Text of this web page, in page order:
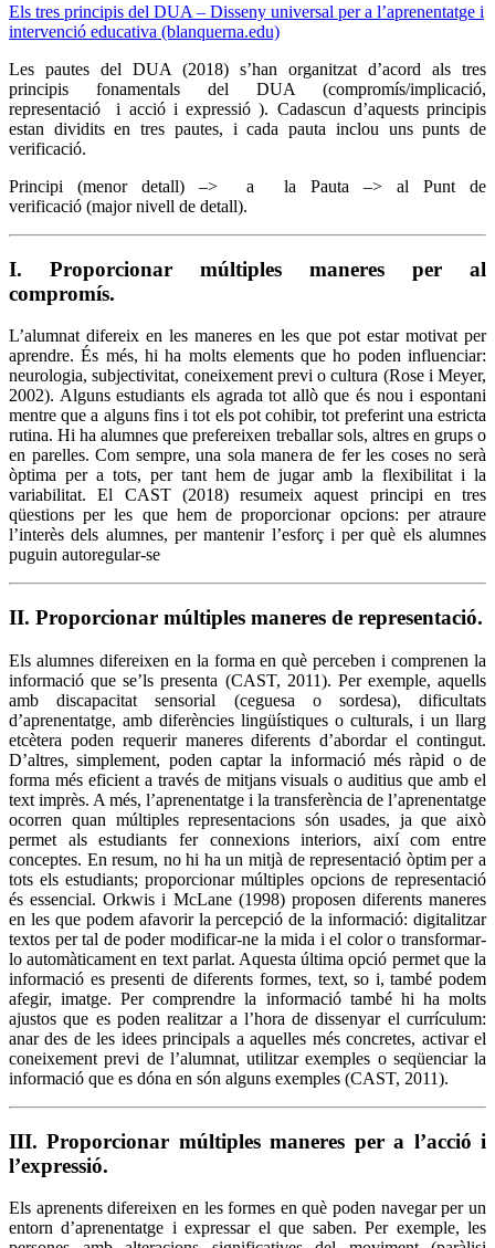
Els tres principis del DUA – Disseny universal per a l’aprenentatge i
intervenció educativa (blanquerna.edu)
Les pautes del DUA (2018) s’han organitzat d’acord als tres
principis fonamentals del DUA (compromís/implicació,
representació i acció i expressió ). Cadascun d’aquests principis
estan dividits en tres pautes, i cada pauta inclou uns punts de
verificació.
Principi (menor detall) –> a la Pauta –> al Punt de
verificació (major nivell de detall).
I. Proporcionar múltiples maneres per al
compromís.
L’alumnat difereix en les maneres en les que pot estar motivat per
aprendre. És més, hi ha molts elements que ho poden influenciar:
neurologia, subjectivitat, coneixement previ o cultura (Rose i Meyer,
2002). Alguns estudiants els agrada tot allò que és nou i espontani
mentre que a alguns fins i tot els pot cohibir, tot preferint una estricta
rutina. Hi ha alumnes que prefereixen treballar sols, altres en grups o
en parelles. Com sempre, una sola manera de fer les coses no serà
òptima per a tots, per tant hem de jugar amb la flexibilitat i la
variabilitat. El CAST (2018) resumeix aquest principi en tres
qüestions per les que hem de proporcionar opcions: per atraure
l’interès dels alumnes, per mantenir l’esforç i per què els alumnes
puguin autoregular-se
II. Proporcionar múltiples maneres de representació.
Els alumnes difereixen en la forma en què perceben i comprenen la
informació que se’ls presenta (CAST, 2011). Per exemple, aquells
amb discapacitat sensorial (ceguesa o sordesa), dificultats
d’aprenentatge, amb diferències lingüístiques o culturals, i un llarg
etcètera poden requerir maneres diferents d’abordar el contingut.
D’altres, simplement, poden captar la informació més ràpid o de
forma més eficient a través de mitjans visuals o auditius que amb el
text imprès. A més, l’aprenentatge i la transferència de l’aprenentatge
ocorren quan múltiples representacions són usades, ja que això
permet als estudiants fer connexions interiors, així com entre
conceptes. En resum, no hi ha un mitjà de representació òptim per a
tots els estudiants; proporcionar múltiples opcions de representació
és essencial. Orkwis i McLane (1998) proposen diferents maneres
en les que podem afavorir la percepció de la informació: digitalitzar
textos per tal de poder modificar-ne la mida i el color o transformar-
lo automàticament en text parlat. Aquesta última opció permet que la
informació es presenti de diferents formes, text, so i, també podem
afegir, imatge. Per comprendre la informació també hi ha molts
ajustos que es poden realitzar a l’hora de dissenyar el currículum:
anar des de les idees principals a aquelles més concretes, activar el
coneixement previ de l’alumnat, utilitzar exemples o seqüenciar la
informació que es dóna en són alguns exemples (CAST, 2011).
III. Proporcionar múltiples maneres per a l’acció i
l’expressió.
Els aprenents difereixen en les formes en què poden navegar per un
entorn d’aprenentatge i expressar el que saben. Per exemple, les